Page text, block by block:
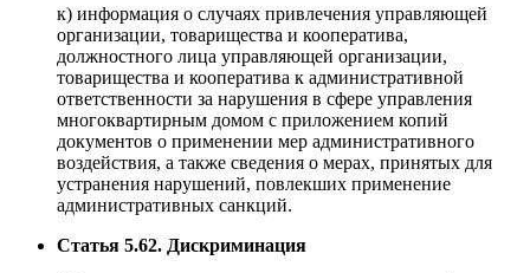
к) информация о случаях привлечения управляющей
организации, товарищества и кооператива,
должностного лица управляющей организации,
товарищества и кооператива к административной
ответственности за нарушения в сфере управления
многоквартирным домом с приложением копий
документов о применении мер административного
воздействия, а также сведения о мерах, принятых для
устранения нарушений, повлекших применение
административных санкций.
Статья 5.62. Дискриминация